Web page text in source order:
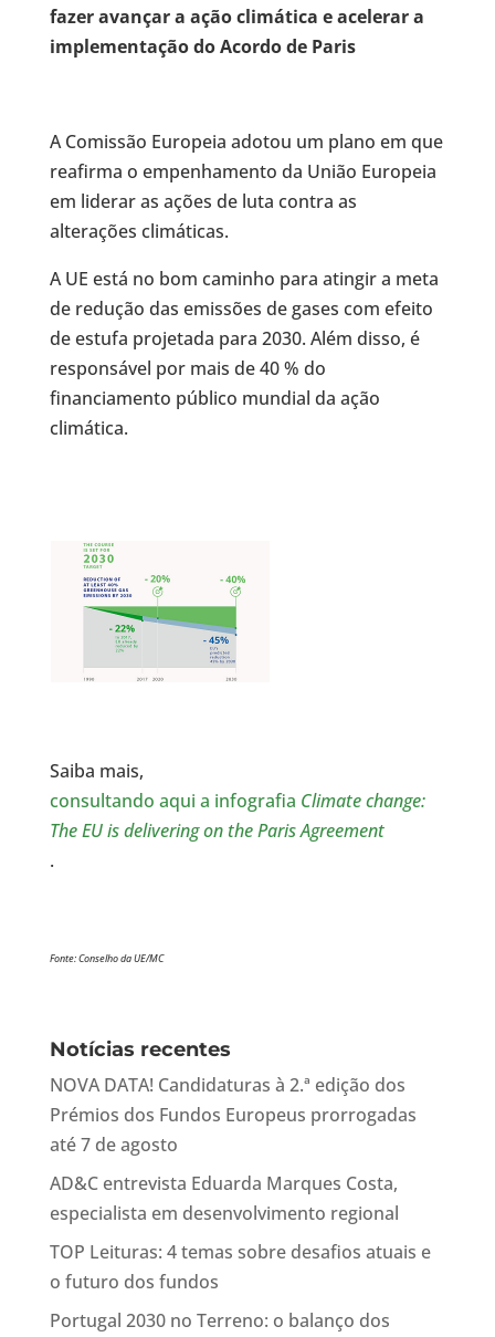
fazer avançar a ação climática e acelerar a
implementação do Acordo de Paris
A Comissão Europeia adotou um plano em que
reafirma o empenhamento da União Europeia
em liderar as ações de luta contra as
alterações climáticas.
A UE está no bom caminho para atingir a meta
de redução das emissões de gases com efeito
de estufa projetada para 2030. Além disso, é
responsável por mais de 40 % do
financiamento público mundial da ação
climática.
Saiba mais,
consultando aqui a infografia Climate change:
The EU is delivering on the Paris Agreement
.
Fonte: Conselho da UE/MC
Notícias recentes
NOVA DATA! Candidaturas à 2.ª edição dos
Prémios dos Fundos Europeus prorrogadas
até 7 de agosto
AD&C entrevista Eduarda Marques Costa,
especialista em desenvolvimento regional
TOP Leituras: 4 temas sobre desafios atuais e
o futuro dos fundos
Portugal 2030 no Terreno: o balanço dos